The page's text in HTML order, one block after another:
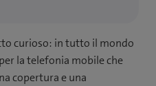
curioso: in tutto il mondo
la telefonia mobile che
copertura e una